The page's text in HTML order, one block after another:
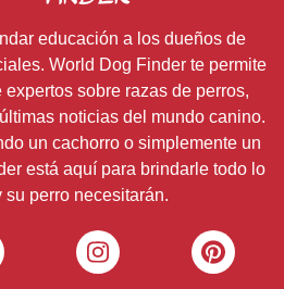
educación a los dueños de
World Dog Finder te permite
sobre razas de perros,
noticias del mundo canino.
un cachorro o simplemente un
está aquí para brindarle todo lo
su perro necesitarán.